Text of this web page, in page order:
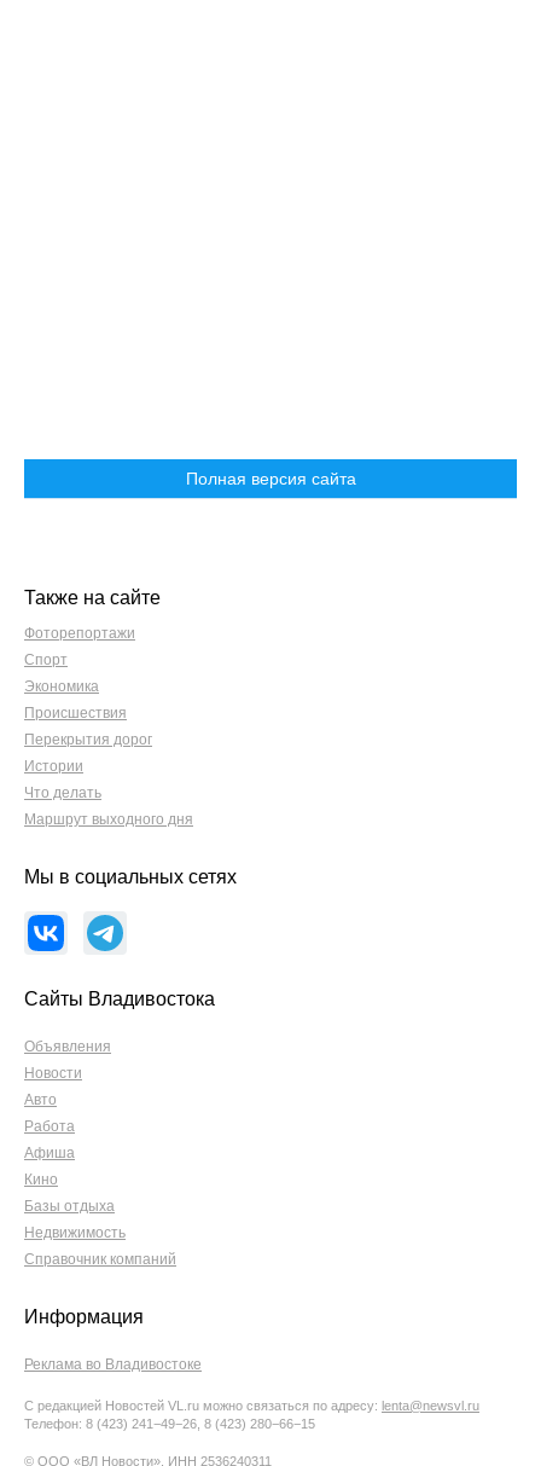
Полная версия сайта
Также на сайте
Фоторепортажи
Спорт
Экономика
Происшествия
Перекрытия дорог
Истории
Что делать
Маршрут выходного дня
Мы в социальных сетях
Сайты Владивостока
Объявления
Новости
Авто
Работа
Афиша
Кино
Базы отдыха
Недвижимость
Справочник компаний
Информация
Реклама во Владивостоке
С редакцией Новостей VL.ru можно связаться по адресу: lenta@newsvl.ru
Телефон: 8 (423) 241−49−26, 8 (423) 280−66−15
© ООО «ВЛ Новости», ИНН 2536240311